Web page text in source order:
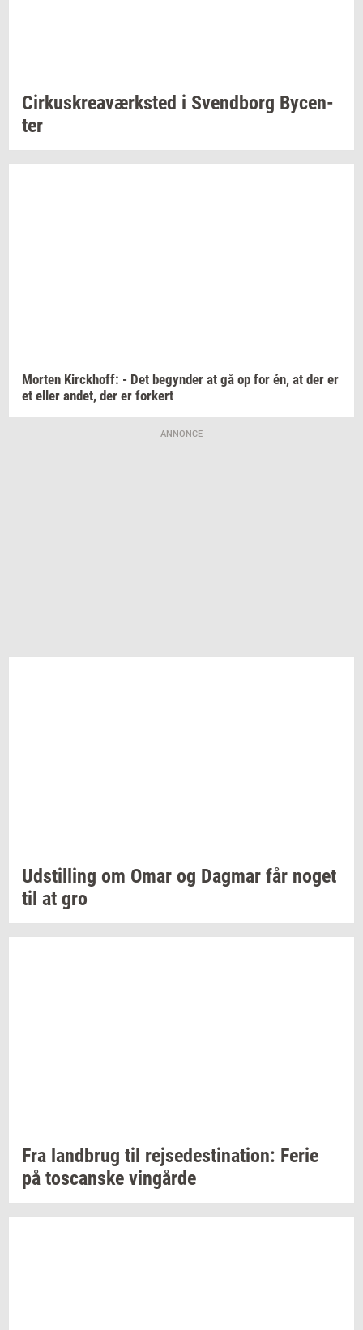
Cir­kuskrea­værk­sted i Svend­borg By­cen­
ter
Mor­ten Kirck­hoff: - Det be­gyn­der at gå op for én, at der er
et eller andet, der er for­kert
ANNONCE
Ud­stil­ling om Omar og Dag­mar får noget
til at gro
Fra land­brug til rej­se­desti­na­tion: Ferie
på toscan­ske vin­går­de